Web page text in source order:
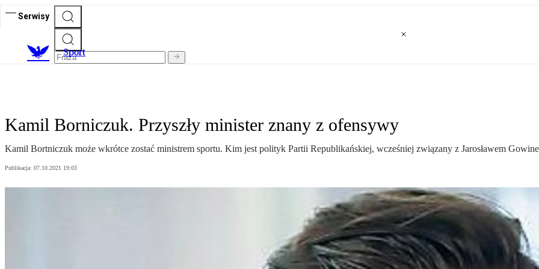
Serwisy
Sport
Kamil Borniczuk. Przyszły minister znany z ofensywy
Kamil Bortniczuk może wkrótce zostać ministrem sportu. Kim jest polityk Partii Republikańskiej, wcześniej związany z Jarosławem
Publikacja: 07.10.2021 19:03